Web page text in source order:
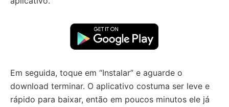
Em seguida, toque em “Instalar” e aguarde o
download terminar. O aplicativo costuma ser leve e
rápido para baixar, então em poucos minutos ele já